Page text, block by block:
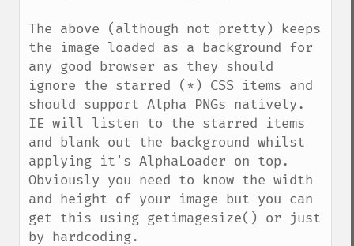
The above (although not pretty) keeps
the image loaded as a background for
any good browser as they should
ignore the starred (*) CSS items and
should support Alpha PNGs natively.
IE will listen to the starred items
and blank out the background whilst
applying it's AlphaLoader on top.
Obviously you need to know the width
and height of your image but you can
get this using getimagesize() or just
by hardcoding.